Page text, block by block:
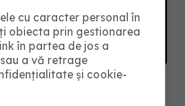
cu caracter personal în
obiecta prin gestionarea
în partea de jos a
a vă retrage
și cookie-